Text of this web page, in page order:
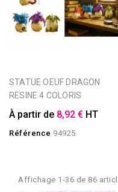
STATUE OEUF DRAGON
RESINE 4 COLORIS
À partir de 8,92 € HT
Référence 94925
Affichage 1-36 de 86